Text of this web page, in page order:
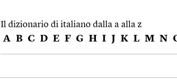
Il dizionario di italiano dalla a alla z
A B C D E F G H I J K L M N